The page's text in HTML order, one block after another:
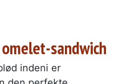
sandwich
indeni er